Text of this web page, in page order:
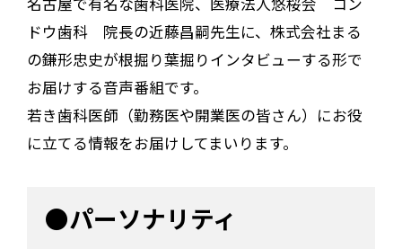
ドウ歯科 院長の近藤昌嗣先生に、株式会社まる
の鎌形忠史が根掘り葉掘りインタビューする形で
お届けする音声番組です。
若き歯科医師（勤務医や開業医の皆さん）にお役
に立てる情報をお届けしてまいります。
●パーソナリティ